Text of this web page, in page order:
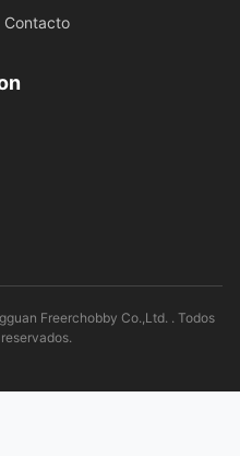
Contacto
Freerchobby Co.,Ltd. . Todos